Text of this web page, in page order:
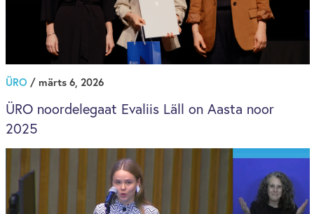
ÜRO / märts 6, 2026
ÜRO noordelegaat Evaliis Läll on Aasta noor
2025